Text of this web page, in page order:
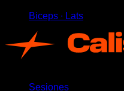
Biceps ∙ Lats
Sesiones